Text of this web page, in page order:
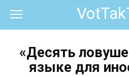
контенту
«Десять
языке для